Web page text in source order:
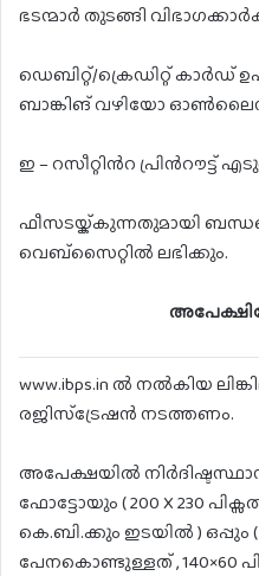
ഭടന്മാർ തുടങ്ങി
ഡെബിറ്റ്/ക്രെഡിറ്റ് കാർഡ്
ബാങ്കിങ് വഴിയോ
ഇ – റസീറ്റിൻറ പ്രിൻറൗട്ട്
ഫീസടയ്ക്കുന്നതുമായി
വെബ്സൈറ്റിൽ ലഭിക്കും.
www.ibps.in ൽ നൽകിയ
രജിസ്ട്രേഷൻ നടത്തണം.
അപേക്ഷയിൽ
ഫോട്ടോയും ( 200 X 230
കെ.ബി.ക്കും ഇടയിൽ )
പേനകൊണ്ടുള്ളത് , 140×60